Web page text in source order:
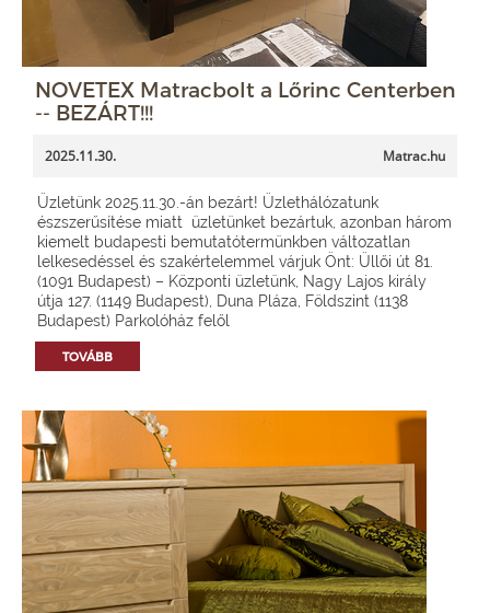
NOVETEX Matracbolt a Lőrinc Centerben
-- BEZÁRT!!!
2025.11.30. Matrac.hu
Üzletünk 2025.11.30.-án bezárt! Üzlethálózatunk
észszerűsítése miatt üzletünket bezártuk, azonban három
kiemelt budapesti bemutatótermünkben változatlan
lelkesedéssel és szakértelemmel várjuk Önt: Üllői út 81.
(1091 Budapest) – Központi üzletünk, Nagy Lajos király
útja 127. (1149 Budapest), Duna Pláza, Földszint (1138
Budapest) Parkolóház felől
TOVÁBB